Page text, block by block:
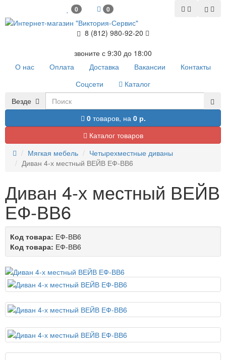
0 0
8 (812) 980-92-20
звоните с 9:30 до 18:00
О нас
Оплата Доставка Вакансии
Контакты
Соцсети
Каталог
Везде
0товаров, на 0 р.
Каталог товаров
Мягкая мебель
Четырехместные диваны
Диван 4-х местный ВЕЙВ ЕФ-ВВ6
Диван 4-х местный ВЕЙВ
ЕФ-ВВ6
Код товара: ЕФ-ВВ6
Код товара: ЕФ-ВВ6